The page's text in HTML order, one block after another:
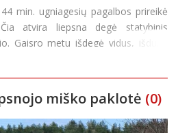
min. ugniagesių pagalbos prireikė
atvira liepsna degė statybinis
Gaisro metu išdegė vidus, išdužo
Įvykis tiriamas.
miško paklotė (0)